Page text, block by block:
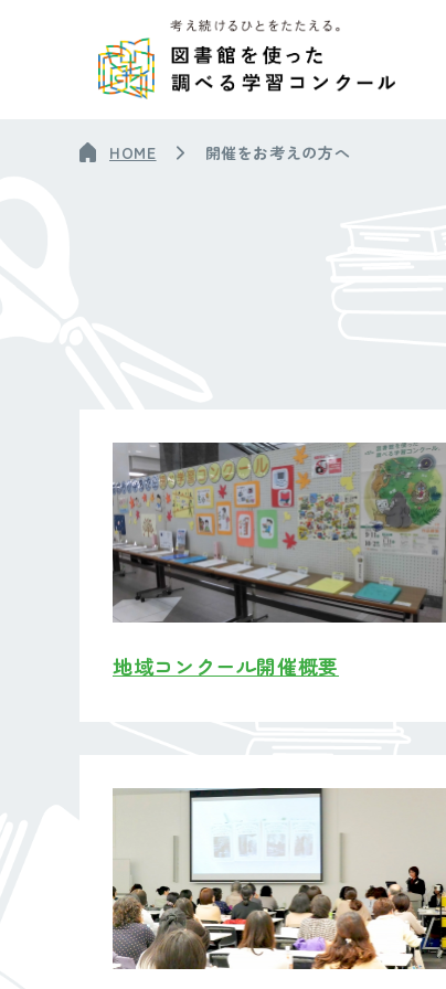
HOME 開催をお考えの方へ
地域コンクール開催概要